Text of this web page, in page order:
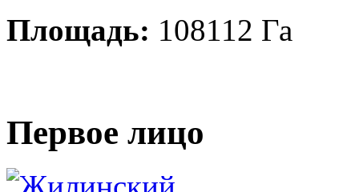
Площадь: 108112 Га
Первое лицо